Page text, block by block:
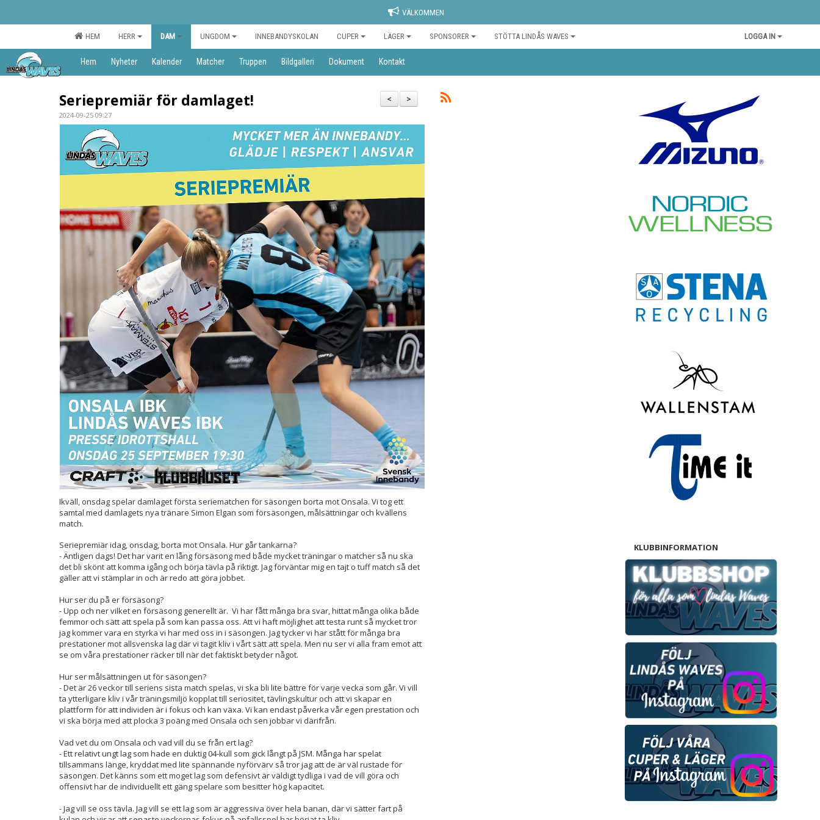
VÄLKOMMEN
HEM HERR DAM UNGDOM INNEBANDYSKOLAN CUPER LÄGER SPONSORER STÖTTA LINDÅS WAVES LOGGA IN
Hem Nyheter Kalender Matcher Truppen Bildgalleri Dokument Kontakt
>
<
Seriepremiär för damlaget!
2024-09-25 09:27
Ikväll, onsdag spelar damlaget första seriematchen för säsongen borta mot Onsala. Vi tog ett
samtal med damlagets nya tränare Simon Elgan som försäsongen, målsättningar och kvällens
match.
Seriepremiär idag, onsdag, borta mot Onsala. Hur går tankarna?
- Äntligen dags! Det har varit en lång försäsong med både mycket träningar o matcher så nu ska
det bli skönt att komma igång och börja tävla på riktigt. Jag förväntar mig en tajt o tuff match så det
gäller att vi stämplar in och är redo att göra jobbet.
Hur ser du på er försäsong?
- Upp och ner vilket en försäsong generellt är. Vi har fått många bra svar, hittat många olika både
femmor och sätt att spela på som kan passa oss. Att vi haft möjlighet att testa runt så mycket tror
jag kommer vara en styrka vi har med oss in i säsongen. Jag tycker vi har stått för många bra
prestationer mot allsvenska lag där vi tagit kliv i vårt sätt att spela. Men nu ser vi alla fram emot att
se om våra prestationer räcker till när det faktiskt betyder något.
Hur ser målsättningen ut för säsongen?
- Det är 26 veckor till seriens sista match spelas, vi ska bli lite bättre för varje vecka som går. Vi vill
ta ytterligare kliv i vår träningsmiljö kopplat till seriositet, tävlingskultur och att vi skapar en
plattform för att individen är i fokus och kan växa. Vi kan endast påverka vår egen prestation och
vi ska börja med att plocka 3 poäng med Onsala och sen jobbar vi därifrån.
Vad vet du om Onsala och vad vill du se från ert lag?
- Ett relativt ungt lag som hade en duktig 04-kull som gick långt på JSM. Många har spelat
tillsammans länge, kryddat med lite spännande nyförvärv så tror jag att de är väl rustade för
säsongen. Det känns som ett moget lag som defensivt är väldigt tydliga i vad de vill göra och
offensivt har de individuellt ett gäng spelare som besitter hög kapacitet.
- Jag vill se oss tävla. Jag vill se ett lag som är aggressiva över hela banan, där vi sätter fart på
KLUBBINFORMATION